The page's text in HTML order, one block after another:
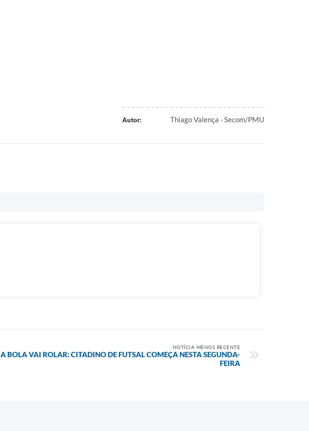
Autor: Thiago Valença - Secom/PMU
NOTÍCIA MENOS RECENTE
A BOLA VAI ROLAR: CITADINO DE FUTSAL COMEÇA NESTA SEGUNDA-
FEIRA